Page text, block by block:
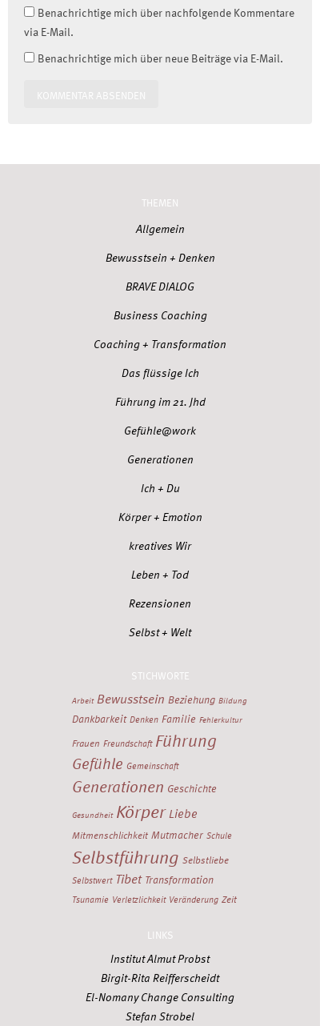
Benachrichtige mich über nachfolgende Kommentare
via E-Mail.
Benachrichtige mich über neue Beiträge via E-Mail.
THEMEN
Allgemein
Bewusstsein + Denken
BRAVE DIALOG
Business Coaching
Coaching + Transformation
Das flüssige Ich
Führung im 21. Jhd
Gefühle@work
Generationen
Ich + Du
Körper + Emotion
kreatives Wir
Leben + Tod
Rezensionen
Selbst + Welt
STICHWORTE
Arbeit Bewusstsein Beziehung Bildung
Dankbarkeit Denken Familie Fehlerkultur
Frauen Freundschaft Führung
Gefühle Gemeinschaft
Generationen Geschichte
Gesundheit KörperLiebe
Mitmenschlichkeit Mutmacher Schule
Selbstführung Selbstliebe
Selbstwert Tibet Transformation
Tsunamie Verletzlichkeit Veränderung Zeit
LINKS
Institut Almut Probst
Birgit-Rita Reifferscheidt
El-Nomany Change Consulting
Stefan Strobel